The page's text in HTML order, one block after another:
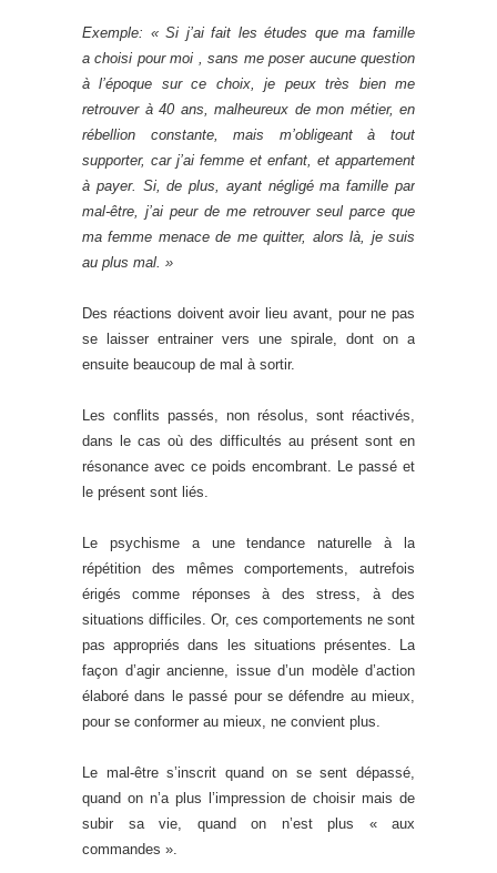
Exemple: « Si j’ai fait les études que ma famille
a choisi pour moi , sans me poser aucune question
à l’époque sur ce choix, je peux très bien me
retrouver à 40 ans, malheureux de mon métier, en
rébellion constante, mais m’obligeant à tout
supporter, car j’ai femme et enfant, et appartement
à payer. Si, de plus, ayant négligé ma famille par
mal-être, j’ai peur de me retrouver seul parce que
ma femme menace de me quitter, alors là, je suis
au plus mal. »
Des réactions doivent avoir lieu avant, pour ne pas
se laisser entrainer vers une spirale, dont on a
ensuite beaucoup de mal à sortir.
Les conflits passés, non résolus, sont réactivés,
dans le cas où des difficultés au présent sont en
résonance avec ce poids encombrant. Le passé et
le présent sont liés.
Le psychisme a une tendance naturelle à la
répétition des mêmes comportements, autrefois
érigés comme réponses à des stress, à des
situations difficiles. Or, ces comportements ne sont
pas appropriés dans les situations présentes. La
façon d’agir ancienne, issue d’un modèle d’action
élaboré dans le passé pour se défendre au mieux,
pour se conformer au mieux, ne convient plus.
Le mal-être s’inscrit quand on se sent dépassé,
quand on n’a plus l’impression de choisir mais de
subir sa vie, quand on n’est plus « aux
commandes ».